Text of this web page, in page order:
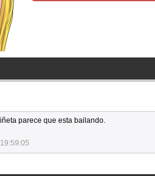
parece que esta bailando.